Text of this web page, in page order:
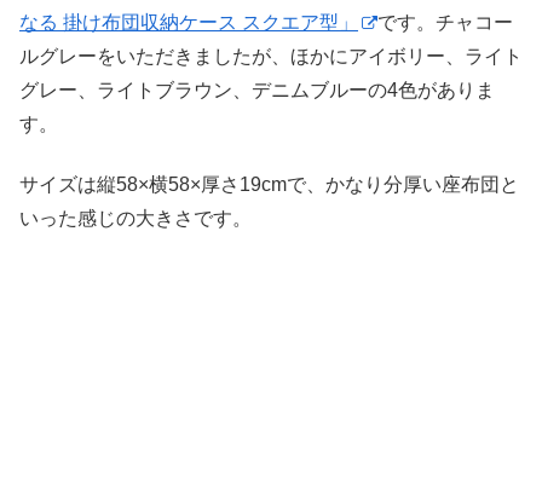
なる 掛け布団収納ケース スクエア型」
です。チャコー
ルグレーをいただきましたが、ほかにアイボリー、ライト
グレー、ライトブラウン、デニムブルーの4色がありま
す。
サイズは縦58×横58×厚さ19cmで、かなり分厚い座布団と
いった感じの大きさです。